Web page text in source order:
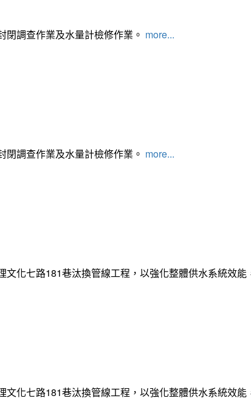
調查作業及水量計檢修作業。 more...
調查作業及水量計檢修作業。 more...
化七路181巷汰換管線工程，以強化整體供水系統效能
化七路181巷汰換管線工程，以強化整體供水系統效能